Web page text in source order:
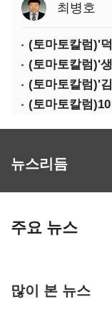
최병호
(토마토칼럼)'
(토마토칼럼)'
뉴스리듬
주요 뉴스
많이 본 뉴스